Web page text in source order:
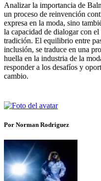
Analizar la importancia de
un proceso de reinvención
expresa en la moda, sino
la capacidad de dialogar con
tradición. El equilibrio entre
inclusión, se traduce en una
huella en la industria de la
responder a los desafíos y
cambio.
Por Norman Rodriguez